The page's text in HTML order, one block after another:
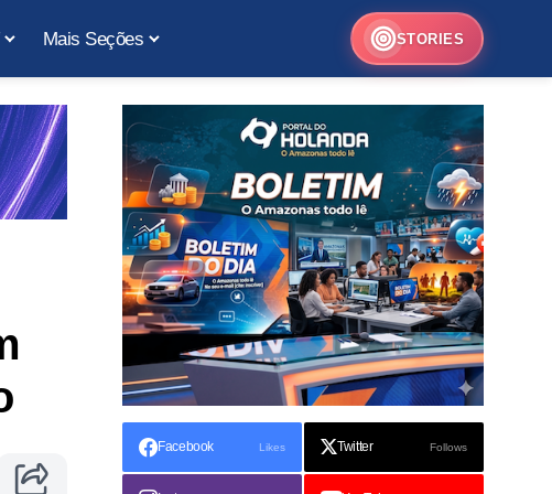
Mais Seções STORIES
Facebook Likes Twitter Follows